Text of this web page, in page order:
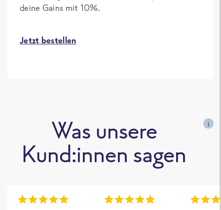
deine Gains mit 10%.
Jetzt bestellen
Was unsere
Kund:innen sagen
i